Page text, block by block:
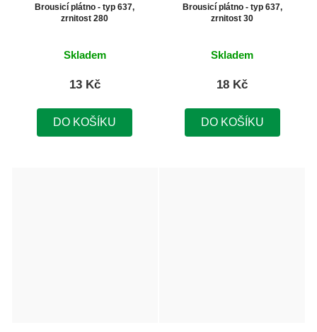
Brousicí plátno - typ 637,
zrnitost 280
Skladem
13 Kč
DO KOŠÍKU
Brousicí plátno - typ 637,
zrnitost 30
Skladem
18 Kč
DO KOŠÍKU